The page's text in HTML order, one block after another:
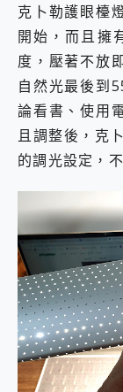
克⼘勒護眼檯
開始，而且擁
度，壓著不放
自然光最後到
論看書、使用
且調整後，克
的調光設定，